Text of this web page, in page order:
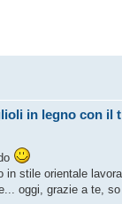
in legno con il
in stile orientale
oggi, grazie a te,